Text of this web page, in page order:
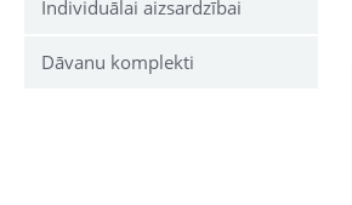
Individuālai aizsardzībai
Dāvanu komplekti